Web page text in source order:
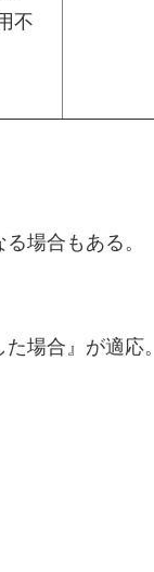
不
場合もある。
場合』が適応。